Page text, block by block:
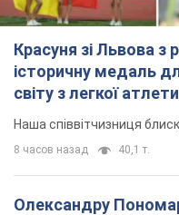
Красуня зі Львова з
історичну медаль
світу з легкої
Наша співвітчизниця
8 часов назад 40,1 т.
Олександру